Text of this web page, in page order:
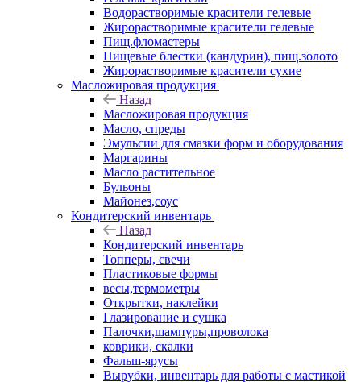
Водорастворимые красители гелевые
Жирорастворимые красители гелевые
Пищ.фломастеры
Пищевые блестки (кандурин), пищ.золото
Жирорастворимые красители сухие
Масложировая продукция
Назад
Масложировая продукция
Масло, спреды
Эмульсии для смазки форм и оборудования
Маргарины
Масло растительное
Бульоны
Майонез,соус
Кондитерский инвентарь
Назад
Кондитерский инвентарь
Топперы, свечи
Пластиковые формы
весы,термометры
Открытки, наклейки
Глазирование и сушка
Палочки,шампуры,проволока
коврики, скалки
Фальш-ярусы
Вырубки, инвентарь для работы с мастикой